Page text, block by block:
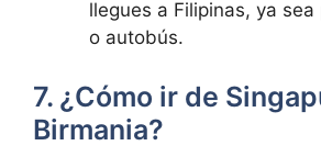
llegues a Filipinas, ya
o autobús.
7. ¿Cómo ir de
Birmania?